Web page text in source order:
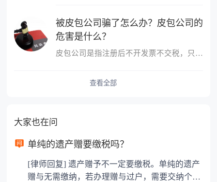
被皮包公司骗了怎么办？皮包公司的
危害是什么？
皮包公司是指注册后不开发票不交税，只用公司名称进行进出账的公司
查看全部
大家也在问
单纯的遗产赠要缴税吗？
[律师回复] 遗产赠予不一定要缴税。单纯的遗产
赠与无需缴纳，若办理赠与过户，需要交纳个人